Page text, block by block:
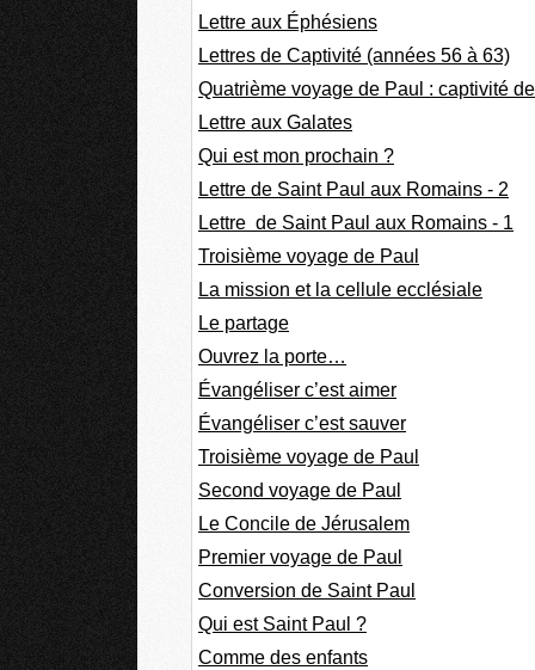
Lettre aux Éphésiens
Lettres de Captivité (années 56 à 63)
Quatrième voyage de Paul : captivité
Lettre aux Galates
Qui est mon prochain ?
Lettre de Saint Paul aux Romains - 2
Lettre de Saint Paul aux Romains - 1
Troisième voyage de Paul
La mission et la cellule ecclésiale
Le partage
Ouvrez la porte…
Évangéliser c’est aimer
Évangéliser c’est sauver
Troisième voyage de Paul
Second voyage de Paul
Le Concile de Jérusalem
Premier voyage de Paul
Conversion de Saint Paul
Qui est Saint Paul ?
Comme des enfants